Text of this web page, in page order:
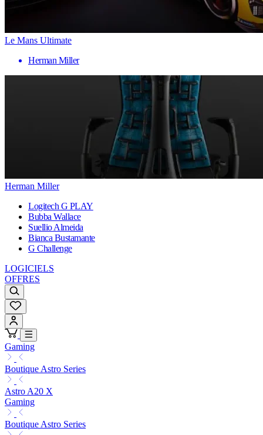
Le Mans Ultimate
Herman Miller
Herman Miller
Logitech G PLAY
Bubba Wallace
Suellio Almeida
Bianca Bustamante
G Challenge
LOGICIELS
OFFRES
Gaming
Boutique Astro Series
Astro A20 X
Gaming
Boutique Astro Series